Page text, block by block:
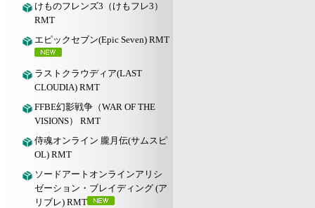
けものフレンズ3（けもフレ3）
RMT
エピックセブン(Epic Seven) RMT
ラストクラウディア(LAST
CLOUDIA) RMT
FFBE幻影戦争（WAR OF THE
VISIONS） RMT
侍魂オンライン 朧月伝(サムスピ
OL) RMT
ソードアートオンラインアリシ
ゼーション・ブレイディング (ア
リブレ) RMT